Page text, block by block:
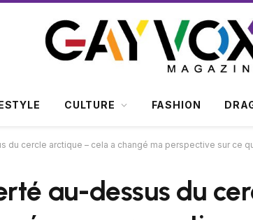
CULTURE FASHION
du cercle arctique – cela a changé ma perspective sur ce
au-dessus du